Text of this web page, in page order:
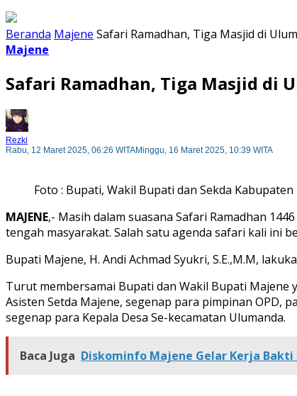
Beranda Majene Safari Ramadhan, Tiga Masjid di
Majene
Safari Ramadhan, Tiga Masjid di
Rezki
Rabu, 12 Maret 2025, 06:26 WITAMinggu, 16 Maret 2025, 10:39 WITA
Foto : Bupati, Wakil Bupati dan Sekda Kabupaten
MAJENE,- Masih dalam suasana Safari Ramadhan
tengah masyarakat. Salah satu agenda safari kali ini
Bupati Majene, H. Andi Achmad Syukri, S.E.,M.M,
Turut membersamai Bupati dan Wakil Bupati Majene
Asisten Setda Majene, segenap para pimpinan OPD,
segenap para Kepala Desa Se-kecamatan Ulumanda.
Baca Juga Diskominfo Majene Gelar Kerja